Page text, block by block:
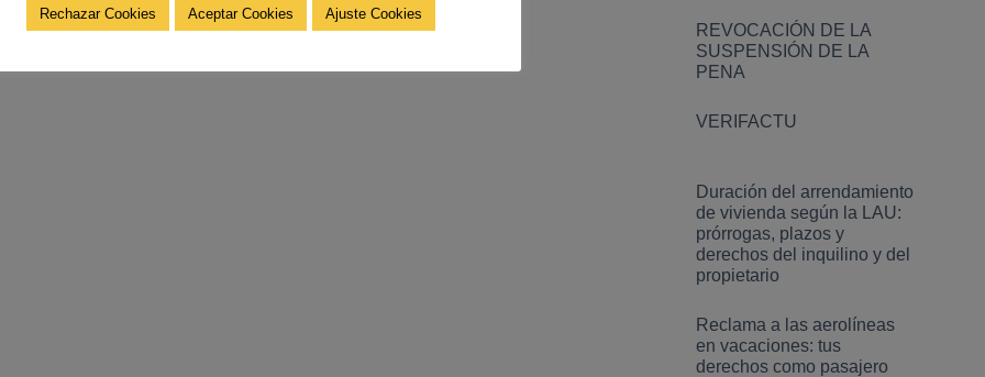
REVOCACIÓN DE LA
SUSPENSIÓN DE LA
PENA
VERIFACTU
Duración del arrendamiento
de vivienda según la LAU:
prórrogas, plazos y
derechos del inquilino y del
propietario
Reclama a las aerolíneas
en vacaciones: tus
derechos como pasajero
Rechazar Cookies Aceptar Cookies Ajuste Cookies